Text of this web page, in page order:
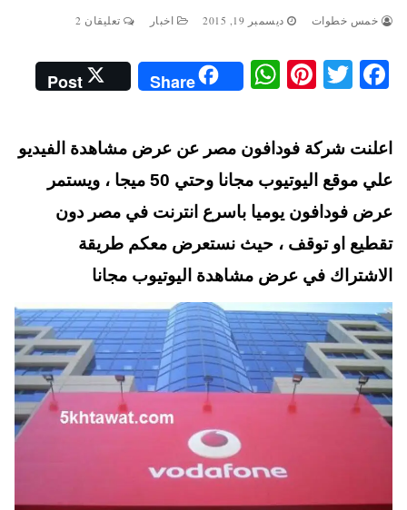
خمس خطوات ديسمبر 19, 2015 اخبار تعليقان 2
Fa
ok
T
tte
r
Pi
er
es
t
W
ha
A
pp
Share
Post
اعلنت شركة فودافون مصر عن عرض مشاهدة الفيديو
علي موقع اليوتيوب مجانا وحتي 50 ميجا ، ويستمر
عرض فودافون يوميا باسرع انترنت في مصر دون
تقطيع او توقف ، حيث نستعرض معكم طريقة
الاشتراك في عرض مشاهدة اليوتيوب مجانا